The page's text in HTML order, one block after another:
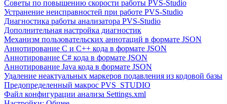
Советы по повышению скорости работы PVS-Studio
Устранение неисправностей при работе PVS-Studio
Диагностика работы анализатора PVS-Studio
Дополнительная настройка диагностик
Механизм пользовательских аннотаций в формате JSON
Аннотирование C и C++ кода в формате JSON
Аннотирование C# кода в формате JSON
Аннотирование Java кода в формате JSON
Удаление неактуальных маркеров подавления из кодовой базы
Предопределенный макрос PVS_STUDIO
Файл конфигурации анализа Settings.xml